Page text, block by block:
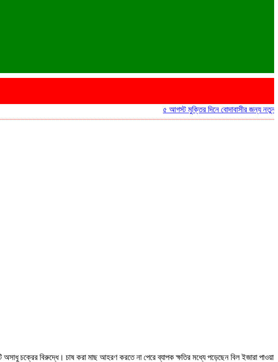
৫ আগস্ট মুক্তির দিনে বোদাবাসীর জন্য নতুন আনন্দ
অসাধু চক্রের বিরুদ্ধে। চাষ করা মাছ আহরণ করতে না পেরে ব্যাপক ক্ষতির মধ্যে পড়েছেন বিল ইজারা পাওয়া